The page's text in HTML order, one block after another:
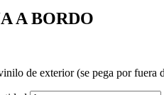
A BORDO
de exterior (se pega por fuera